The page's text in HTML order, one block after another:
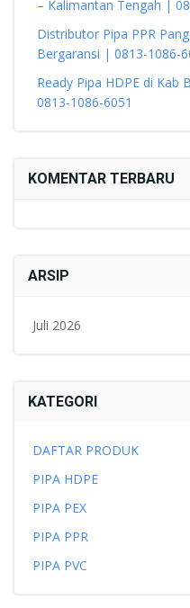
– Kalimantan Tengah |
Distributor Pipa PPR
Bergaransi | 0813-1086-
Ready Pipa HDPE di Kab
0813-1086-6051
KOMENTAR TERBARU
ARSIP
Juli 2026
KATEGORI
DAFTAR PRODUK
PIPA HDPE
PIPA PEX
PIPA PPR
PIPA PVC